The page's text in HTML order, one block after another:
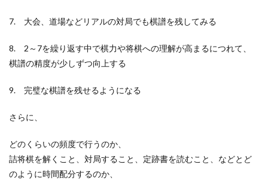
7. 大会、道場などリアルの対局でも棋譜を残してみる
8. 2～7を繰り返す中で棋力や将棋への理解が高まるにつれて、
棋譜の精度が少しずつ向上する
9. 完璧な棋譜を残せるようになる
さらに、
どのくらいの頻度で行うのか、
詰将棋を解くこと、対局すること、定跡書を読むこと、などとど
のように時間配分するのか、